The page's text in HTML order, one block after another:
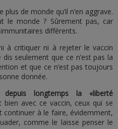
de monde qu’il n’en aggrave.
le monde ? Sûrement pas, car
différents.
à critiquer ni à rejeter le vaccin
seulement que ce n’est pas la
et que ce n’est pas toujours
donnée.
longtemps la «liberté
bien avec ce vaccin, ceux qui se
continuer à le faire, évidemment,
comme le laisse penser le